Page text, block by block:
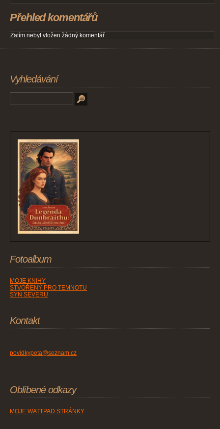
Přehled komentářů
Zatím nebyl vložen žádný komentář
Vyhledávání
Fotoalbum
MOJE KNIHY
STVOŘENÝ PRO TEMNOTU
SYN SEVERU
Kontakt
povidkypeta@seznam.cz
Oblíbené odkazy
MOJE WATTPAD STRÁNKY